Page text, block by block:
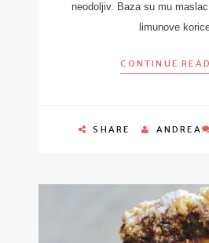
neodoljiv. Baza su mu
limunove
CONTINUE
SHARE ANDREA